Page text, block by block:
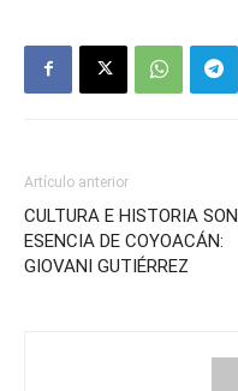
Artículo anterior
CULTURA E HISTORIA SON
ESENCIA DE COYOACÁN:
GIOVANI GUTIÉRREZ